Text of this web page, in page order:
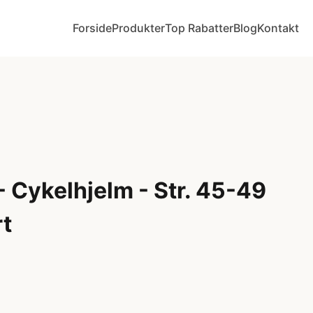
ForsideProdukterTop RabatterBlogKontakt
Cykelhjelm - Str. 45-49